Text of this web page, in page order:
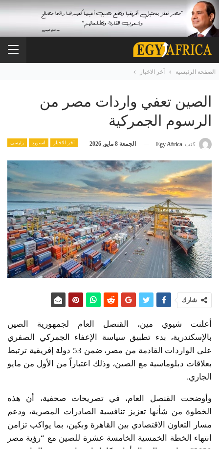
الصفحة الرئيسية آخر الاخبار
الصين تعفي واردات مصر من
الرسوم الجمركية
آخر الاخبار استورد رئيسي كتب Egy Africa الجمعة 8 مايو, 2026
شارك
أعلنت شيوي مين، القنصل العام لجمهورية الصين
بالإسكندرية، بدء تطبيق سياسة الإعفاء الجمركي الصفري
على الواردات القادمة من مصر، ضمن 53 دولة إفريقية ترتبط
بعلاقات دبلوماسية مع الصين، وذلك اعتباراً من الأول من مايو
الجاري.
وأوضحت القنصل العام، في تصريحات صحفية، أن هذه
الخطوة من شأنها تعزيز تنافسية الصادرات المصرية، ودعم
مسار التعاون الاقتصادي بين القاهرة وبكين، بما يواكب تزامن
انتهاء الخطة الخمسية الخامسة عشرة للصين مع “رؤية مصر